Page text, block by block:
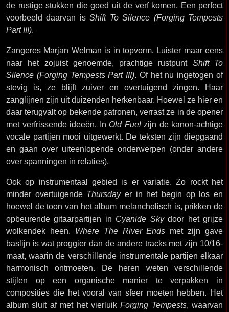
de rustige stukken die goed uit de verf komen. Een perfect
voorbeeld daarvan isShift To Silence (Forging Tempests
Part III).
Zangeres Marjan Welman is in topvorm. Luister maar eens
naar het zojuist genoemde, prachtige rustpunt Shift To
Silence (Forging Tempests Part III). Of het nu ingetogen of
stevig is, ze blijft zuiver en overtuigend zingen. Haar
zanglijnen zijn uit duizenden herkenbaar. Hoewel ze hier en
daar terugvalt op bekende patronen, verrast ze in de opener
met verfrissende ideeën. In Old Fuelzijn de kanon-achtige
vocale partijen mooi uitgewerkt. De teksten zijn diepgaand
en gaan over uiteenlopende onderwerpen (onder andere
over spanningen in relaties).
Ook op instrumentaal gebied is er variatie. Zo rockt het
minder overtuigende Thursdayer in het begin op los en
hoewel de toon van het album melancholisch is, prikken de
opbeurende gitaarpartijen in Cyanide Skydoor het grijze
wolkendek heen. Where The River Ends met zijn gave
baslijn is wat proggier dan de andere tracks met zijn 10/16-
maat, waarin de verschillende instrumentale partijen elkaar
harmonisch ontmoeten. De heren weten verschillende
stijlen op een organische manier te verpakken in
composities die het vooral van sfeer moeten hebben. Het
album sluit af met het vierluikForging Tempests, waarvan